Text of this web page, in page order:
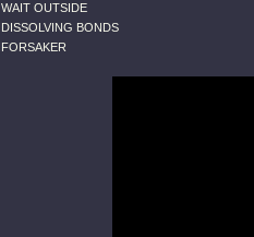
WAIT OUTSIDE
DISSOLVING BONDS
FORSAKER